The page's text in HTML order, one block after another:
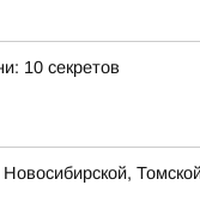
10 секретов